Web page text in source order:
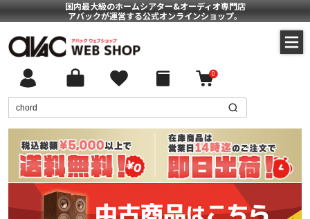
国内最大級のホームシアター&オーディオ専門店
アバックが運営する公式オンラインショップ。
0